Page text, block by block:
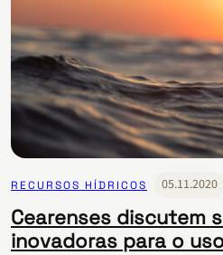
RECURSOS HÍDRICOS 05.11.2020
Cearenses discutem
inovadoras para o